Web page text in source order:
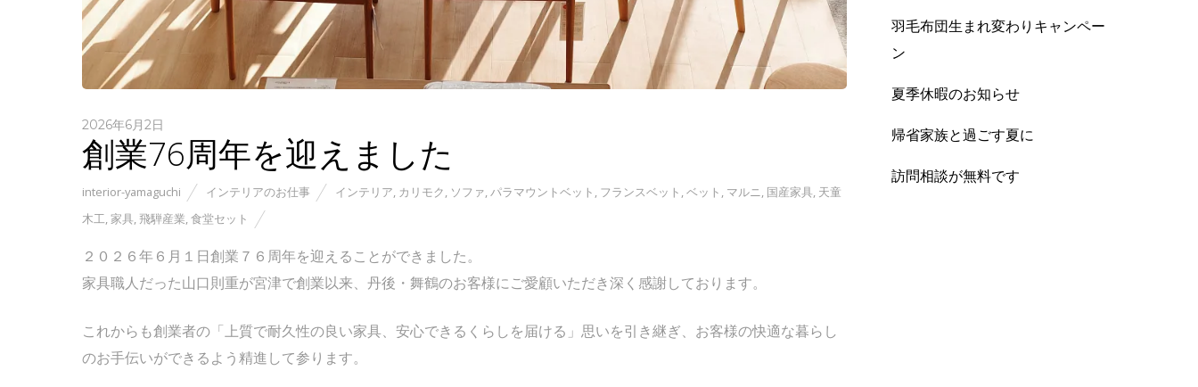
2026年6月2日
創業76周年を迎えました
interior-yamaguchi インテリアのお仕事 インテリア, カリモク, ソファ,パラマウントベット , フランスベット ,ベット , マルニ, 国産家具, 天童
木工,家具,飛騨産業,食堂セット
２０２６年６月１日創業７６周年を迎えることができました。
家具職人だった山口則重が宮津で創業以来、丹後・舞鶴のお客様にご愛顧いただき深く感謝しております。
これからも創業者の「上質で耐久性の良い家具、安心できるくらしを届ける」思いを引き継ぎ、お客様の快適な暮らし
のお手伝いができるよう精進して参ります。
羽毛布団生まれ変わりキャンペー
ン
夏季休暇のお知らせ
帰省家族と過ごす夏に
訪問相談が無料です